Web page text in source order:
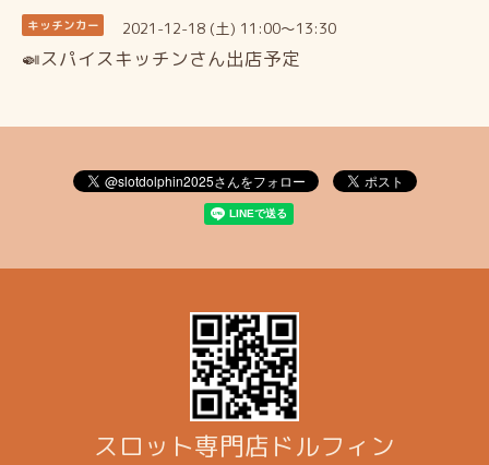
キッチンカー 2021-12-18 (土) 11:00～13:30
🍛スパイスキッチンさん出店予定
スロット専門店ドルフィン